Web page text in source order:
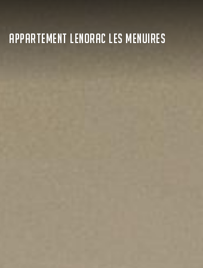
APPARTEMENT LENORAC LES MENUIRES